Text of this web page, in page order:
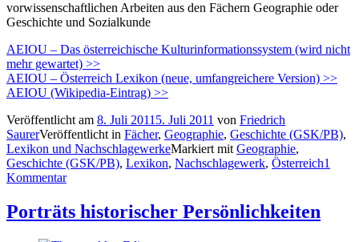
vorwissenschaftlichen Arbeiten aus den Fächern Geographie oder
Geschichte und Sozialkunde
AEIOU – Das österreichische Kulturinformationssystem (wird nicht
mehr gewartet) >>
AEIOU – Österreich Lexikon (neue, umfangreichere Version) >>
AEIOU (Wikipedia-Eintrag) >>
Veröffentlicht am 8. Juli 2011 5. Juli 2011 von Friedrich
SaurerVeröffentlicht in Fächer, Geographie, Geschichte (GSK/PB),
Lexikon und NachschlagewerkeMarkiert mit Geographie,
Geschichte (GSK/PB), Lexikon, Nachschlagewerk, Österreich1
Kommentar
Porträts historischer Persönlichkeiten